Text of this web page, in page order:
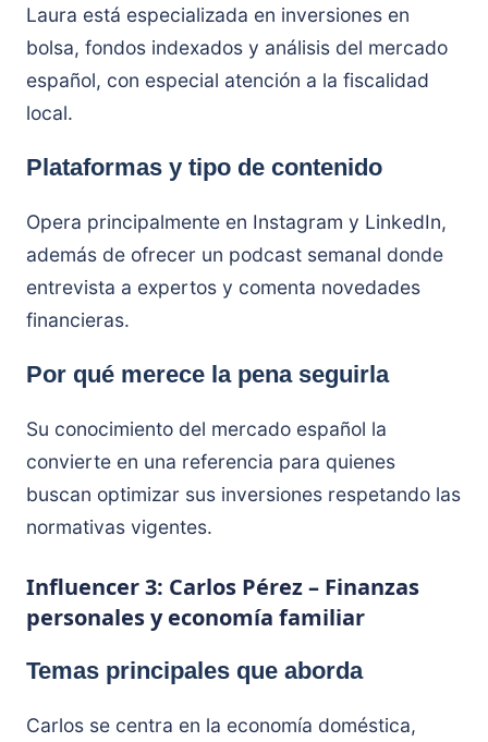
Laura está especializada en inversiones en
bolsa, fondos indexados y análisis del mercado
español, con especial atención a la fiscalidad
local.
Plataformas y tipo de contenido
Opera principalmente en Instagram y LinkedIn,
además de ofrecer un podcast semanal donde
entrevista a expertos y comenta novedades
financieras.
Por qué merece la pena seguirla
Su conocimiento del mercado español la
convierte en una referencia para quienes
buscan optimizar sus inversiones respetando las
normativas vigentes.
Influencer 3: Carlos Pérez – Finanzas
personales y economía familiar
Temas principales que aborda
Carlos se centra en la economía doméstica,